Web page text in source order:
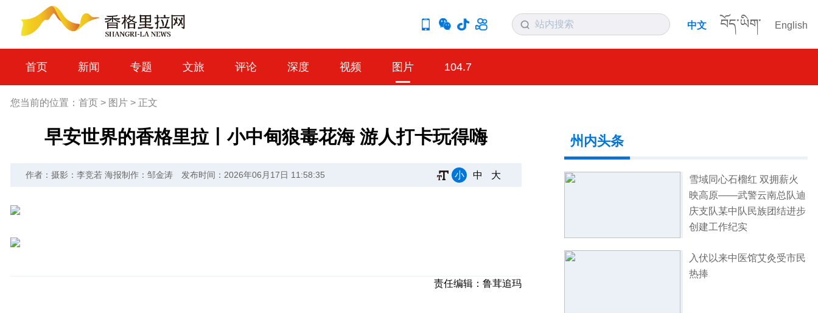
中文 བོད་ཡིག་ English
首页 新闻 专题 文旅 评论 深度 视频 图片 104.7
您当前的位置： 首页 > 图片 > 正文
早安世界的香格里拉丨小中甸狼毒花海 游人打卡玩得嗨
作者：摄影：李竞若 海报制作：邹金涛 发布时间：2026年06月17日 11:58:35 小 中 大
责任编辑： 鲁茸追玛
州内头条
雪域同心石榴红 双拥薪火
映高原——武警云南总队迪
庆支队某中队民族团结进步
创建工作纪实
入伏以来中医馆艾灸受市民
热捧